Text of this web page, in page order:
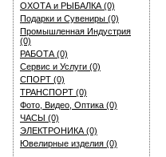
ОХОТА и РЫБАЛКА (0)
Подарки и Сувениры (0)
Промышленная Индустрия
(0)
РАБОТА (0)
Сервис и Услуги (0)
СПОРТ (0)
ТРАНСПОРТ (0)
Фото, Видео, Оптика (0)
ЧАСЫ (0)
ЭЛЕКТРОНИКА (0)
Ювелирные изделия (0)